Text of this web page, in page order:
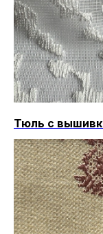
Тюль с